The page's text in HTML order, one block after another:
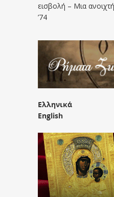
εισβολή – Μια
’74
Ελληνικά
English